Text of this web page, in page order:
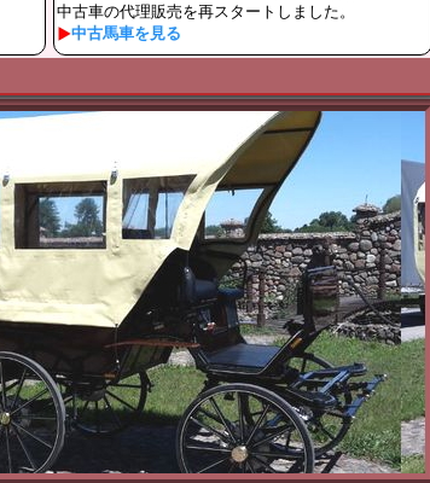
中古車の代理販売を再スタートしました。
中古馬車を見る